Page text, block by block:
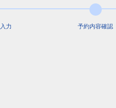
入力 予約内容確認